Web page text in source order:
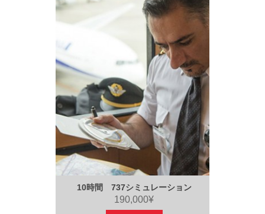
10時間 737シミュレーション
190,000¥